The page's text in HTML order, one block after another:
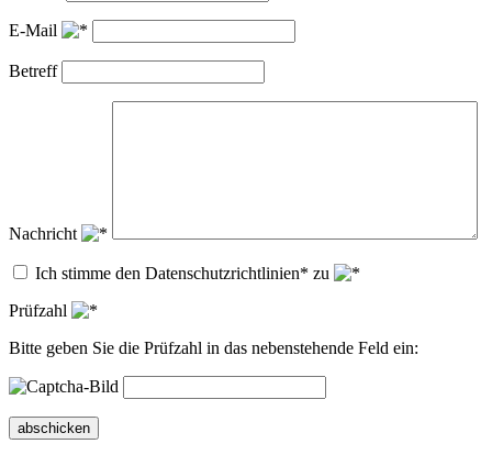
E-Mail
Betreff
Nachricht
Ich stimme den Datenschutzrichtlinien* zu
Prüfzahl
Bitte geben Sie die Prüfzahl in das nebenstehende Feld ein:
abschicken